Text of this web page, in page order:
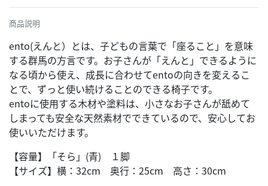
商品説明
ento(えんと）とは、子どもの言葉で「座ること」を意味
する群馬の方言です。お子さんが「えんと」できるように
なる頃から使え、成長に合わせてentoの向きを変えるこ
とで、ずっと使い続けることのできる椅子です。
entoに使用する木材や塗料は、小さなお子さんが舐めて
しまっても安全な天然素材でできているので、安心してお
使いいただけます。
【容量】「そら」(青) １脚
【サイズ】横：32cm 奥行：25cm 高さ：30cm